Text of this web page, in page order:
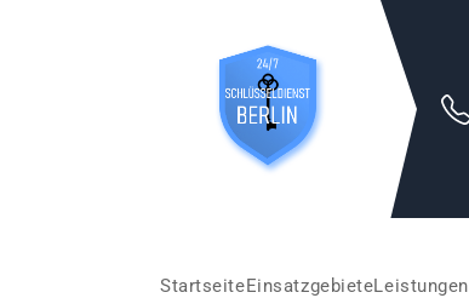
StartseiteEinsatzgebieteLeistungen